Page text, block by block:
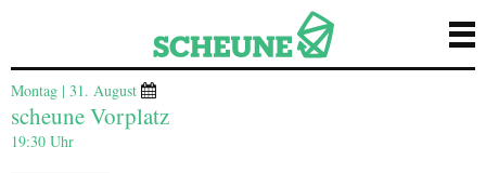
Montag | 31. August
scheune Vorplatz
19:30 Uhr